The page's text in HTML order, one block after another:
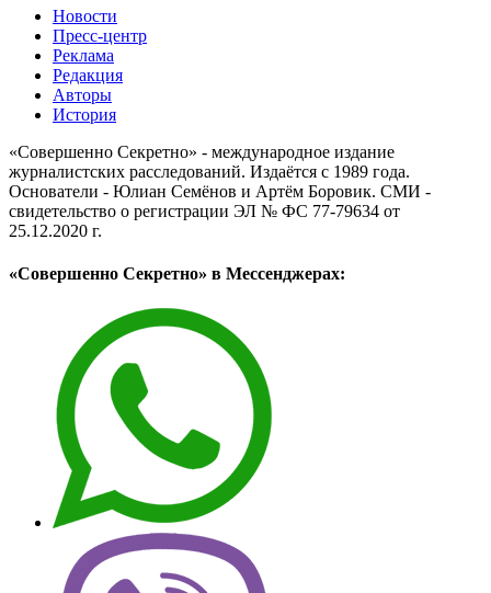
Новости
Пресс-центр
Реклама
Редакция
Авторы
История
«Совершенно Секретно» - международное издание
журналистских расследований. Издаётся с 1989 года.
Основатели - Юлиан Семёнов и Артём Боровик. CМИ -
свидетельство о регистрации ЭЛ № ФС 77-79634 от
25.12.2020 г.
«Совершенно Секретно» в Мессенджерах: